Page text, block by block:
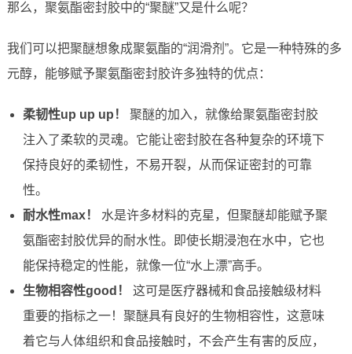
那么，聚氨酯密封胶中的“聚醚”又是什么呢？
我们可以把聚醚想象成聚氨酯的“润滑剂”。它是一种特殊的多
元醇，能够赋予聚氨酯密封胶许多独特的优点：
柔韧性up up up！
聚醚的加入，就像给聚氨酯密封胶
注入了柔软的灵魂。它能让密封胶在各种复杂的环境下
保持良好的柔韧性，不易开裂，从而保证密封的可靠
性。
耐水性max！
水是许多材料的克星，但聚醚却能赋予聚
氨酯密封胶优异的耐水性。即使长期浸泡在水中，它也
能保持稳定的性能，就像一位“水上漂”高手。
生物相容性good！
这可是医疗器械和食品接触级材料
重要的指标之一！聚醚具有良好的生物相容性，这意味
着它与人体组织和食品接触时，不会产生有害的反应，